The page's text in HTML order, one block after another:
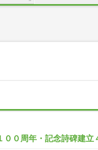
００周年・記念詩碑建